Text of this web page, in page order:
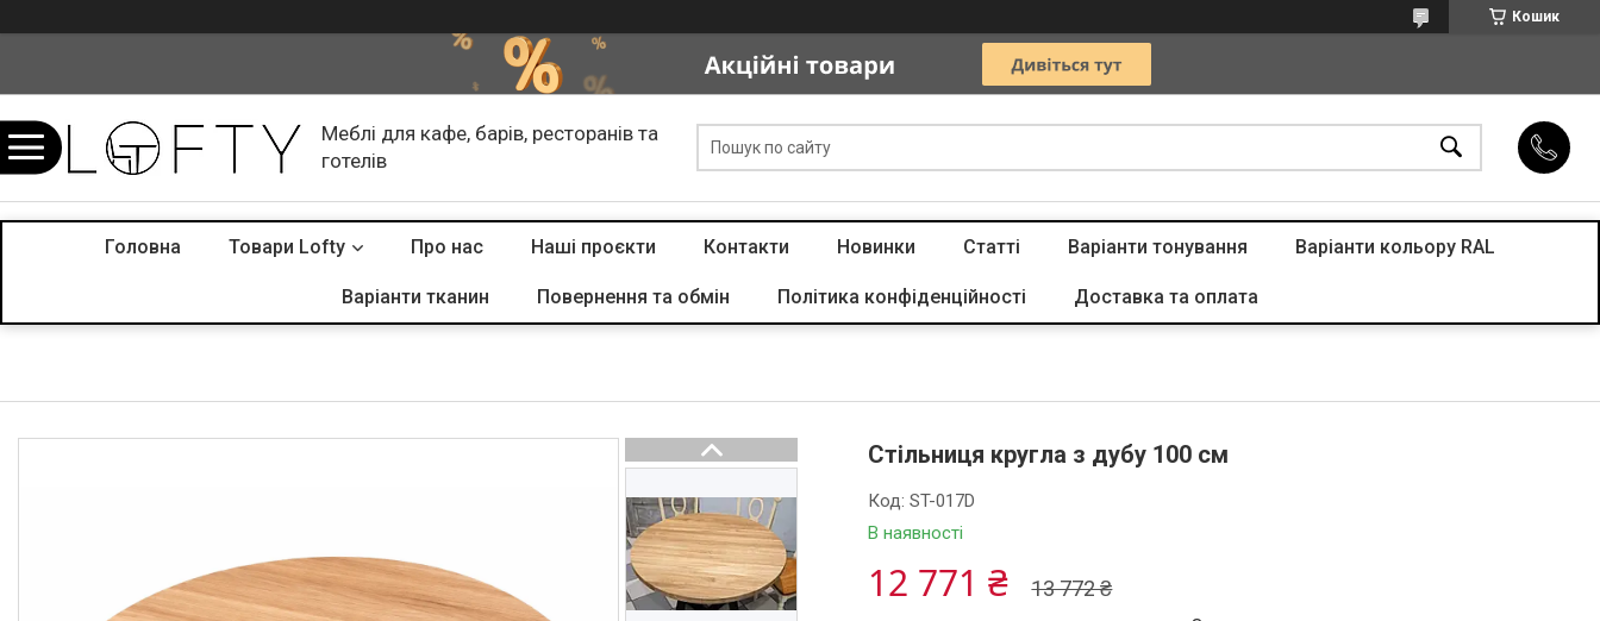
Кошик
Меблі для кафе, барів, ресторанів та
готелів
Головна Товари Lofty Про нас Наші проєкти Контакти Новинки Статті Варіанти тонування Варіанти кольору RAL
Варіанти тканин Повернення та обмін Політика конфіденційності Доставка та оплата
Стільниця кругла з дубу 100 см
В наявності
Код:ST-017D
13 772 ₴
12 771 ₴